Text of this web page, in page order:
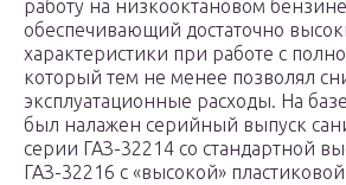
работу на низкооктановом
обеспечивающий достаточно
характеристики при работе с
который тем не менее позволял
эксплуатационные расходы. На
был налажен серийный выпуск
серии ГАЗ-32214 со стандартной
ГАЗ-32216 с «высокой»